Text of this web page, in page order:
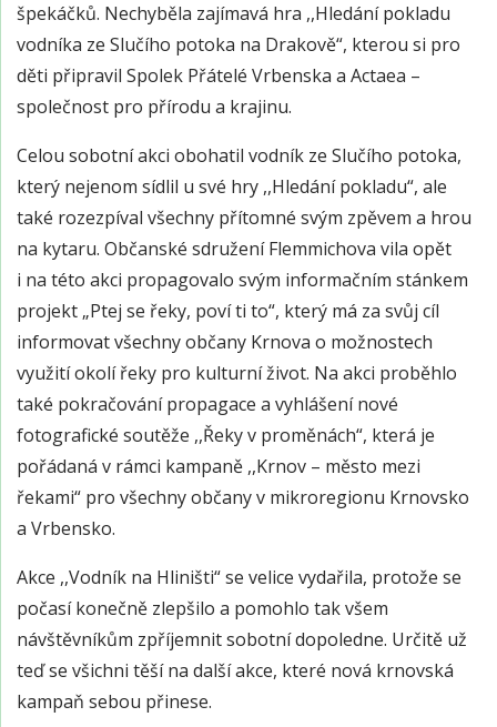
špekáčků. Nechyběla zajímavá hra ,,Hledání pokladu
vodníka ze Slučího potoka na Drakově“, kterou si pro
děti připravil Spolek Přátelé Vrbenska a Actaea –
společnost pro přírodu a krajinu.
Celou sobotní akci obohatil vodník ze Slučího potoka,
který nejenom sídlil u své hry ,,Hledání pokladu“, ale
také rozezpíval všechny přítomné svým zpěvem a hrou
na kytaru. Občanské sdružení Flemmichova vila opět
i na této akci propagovalo svým informačním stánkem
projekt „Ptej se řeky, poví ti to“, který má za svůj cíl
informovat všechny občany Krnova o možnostech
využití okolí řeky pro kulturní život. Na akci proběhlo
také pokračování propagace a vyhlášení nové
fotografické soutěže ,,Řeky v proměnách“, která je
pořádaná v rámci kampaně ,,Krnov – město mezi
řekami“ pro všechny občany v mikroregionu Krnovsko
a Vrbensko.
Akce ,,Vodník na Hliništi“ se velice vydařila, protože se
počasí konečně zlepšilo a pomohlo tak všem
návštěvníkům zpříjemnit sobotní dopoledne. Určitě už
teď se všichni těší na další akce, které nová krnovská
kampaň sebou přinese.